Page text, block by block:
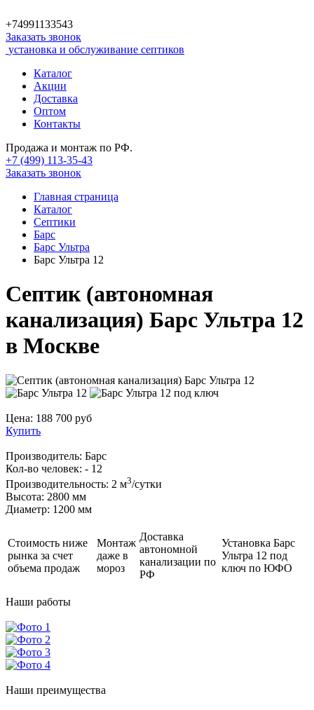
+74991133543
Заказать звонок
установка и обслуживание септиков
Каталог
Акции
Доставка
Оптом
Контакты
Продажа и монтаж по РФ.
+7 (499) 113-35-43
Заказать звонок
Главная страница
Каталог
Септики
Барс
Барс Ультра
Барс Ультра 12
Септик (автономная
канализация) Барс Ультра 12
в Москве
Цена: 188 700 руб
Купить
Производитель: Барс
Кол-во человек: - 12
Производительность: 2 м3/сутки
Высота: 2800 мм
Диаметр: 1200 мм
Стоимость ниже
рынка за счет
объема продаж
Монтаж
даже в
мороз
Доставка
автономной
канализации по
РФ
Установка Барс
Ультра 12 под
ключ по ЮФО
Наши работы
Наши преимущества